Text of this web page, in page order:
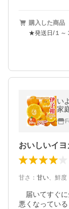
購入した商品
★発送日/１～
いよか
家
おいしいイ
甘さ ： 甘い、 鮮度
届いてすぐに
悪くなってい